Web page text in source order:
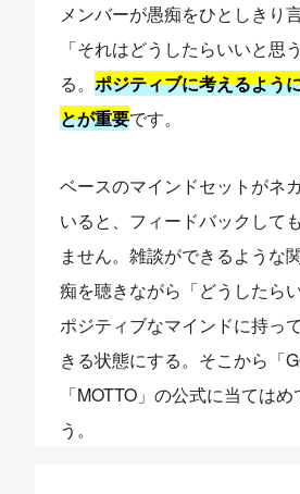
メンバーが愚痴をひとしきり
「それはどうしたらいいと思
る。ポジティブに考えるよう
とが重要です。
ベースのマインドセットがネ
いると、フィードバックして
ません。雑談ができるような
痴を聴きながら「どうしたら
ポジティブなマインドに持っ
きる状態にする。そこから「
「MOTTO」の公式に当ては
う。